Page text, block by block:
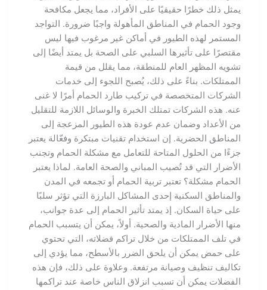
يمثل ذلك خطرًا حقيقيًا على الأفراد، مما يجعل مكافحة
وجود الحمام في المناطق المأهولة واجبًا ضرورة. التواجد
المستمر لهذه الطيور في أماكن غير مرغوب فيها ليس
مقتصرًا على تأثيرها السلبي على الصحة بل يمتد أيضًا إلى
تشويه المظهر العام للمنطقة، مما يقلل من قيمة
الممتلكات. بناءً على ذلك، يُصبح اللجوء إلى خدمات
الشركات المتخصصة في تركيب طارد الحمام أمرًا لا غنى
عنه. هذه الشركات تمتلك الخبرة والوسائل اللازمة للتقليل
من الأعداد وضمان عدم عودة هذه الطيور المزعجة إلى
المناطق الحضرية. إن استخدام تقنيات مبتكرة وفعّالة يعتبر
جزءًا من الحلول المتاحة للتعامل مع مشكلة الحمام وتجنب
الأضرار التي قد تُصيب المباني والصحة العامة. لماذا يعتبر
الحمام مشكلة؟ تعتبر تربية الحمام أو تجمعه في المدن
والمناطق السكنية إحدى المشاكل البارزة التي تؤثر سلبًا
على حياة السكان. إذ يمتد تأثير الحمام إلى عدة جوانب،
منها الأضرار المادية والصحية. أولاً، يمكن أن يتسبب الحمام
في تلف الممتلكات من خلال تراكم فضلاته، التي تحتوي
على حمض يمكن أن يلحق الضرر بالأسطح، مما يؤدي إلى
تكاليف تنظيف وصيانة مرتفعة. وعلاوة على ذلك، فإن هذه
الفضلات يمكن أن تسبب انزلاق الناس خاصة عند تراكمها